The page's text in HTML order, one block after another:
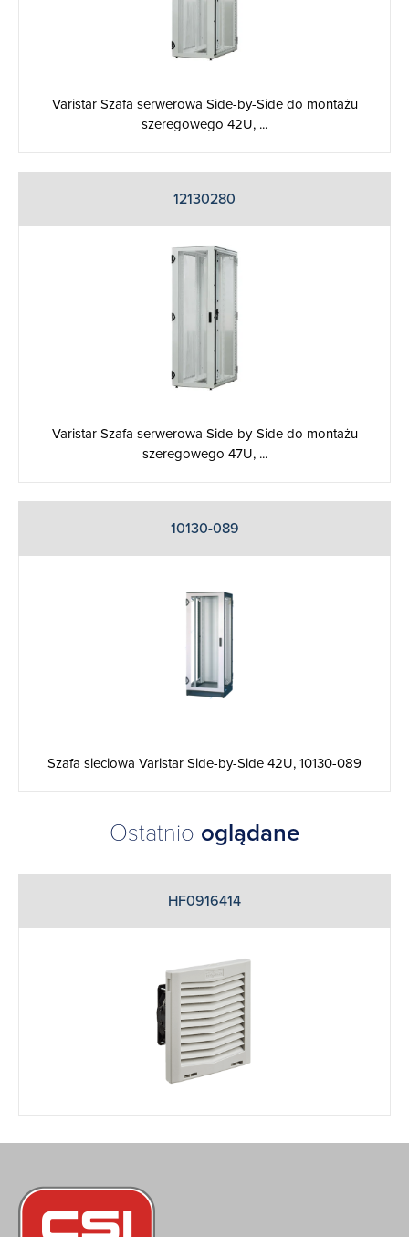
Varistar Szafa serwerowa Side-by-Side do montażu
szeregowego 42U, ...
12130280
Varistar Szafa serwerowa Side-by-Side do montażu
szeregowego 47U, ...
10130-089
Szafa sieciowa Varistar Side-by-Side 42U, 10130-089
Ostatnio oglądane
HF0916414